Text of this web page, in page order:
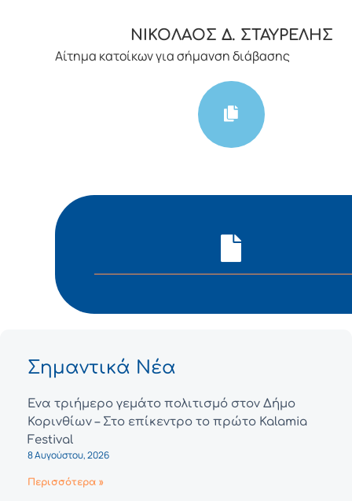
ΝΙΚΟΛΑΟΣ Δ. ΣΤΑΥΡΕΛΗΣ
Αίτημα κατοίκων για σήμανση διάβασης
Σημαντικά Νέα
Ένα τριήμερο γεμάτο πολιτισμό στον Δήμο
Κορινθίων – Στο επίκεντρο το πρώτο Kalamia
Festival
8 Αυγούστου, 2026
Περισσότερα »